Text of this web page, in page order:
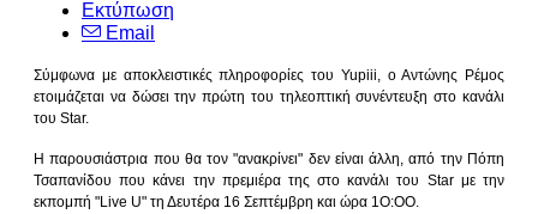
Εκτύπωση
Email
Σύμφωνα με αποκλειστικές πληροφορίες του Yupiii, ο Αντώνης Ρέμος
ετοιμάζεται να δώσει την πρώτη του τηλεοπτική συνέντευξη στο κανάλι
του Star.
Η παρουσιάστρια που θα τον "ανακρίνει" δεν είναι άλλη, από την Πόπη
Τσαπανίδου που κάνει την πρεμιέρα της στο κανάλι του Star με την
εκπομπή "Live U" τη Δευτέρα 16 Σεπτέμβρη και ώρα 1Ο:ΟΟ.